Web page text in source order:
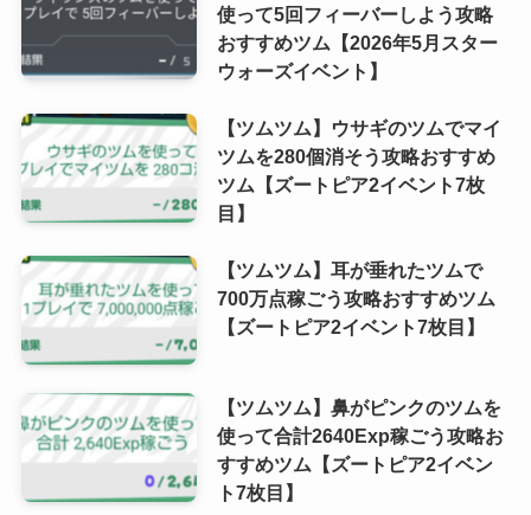
使って5回フィーバーしよう攻略
おすすめツム【2026年5月スター
ウォーズイベント】
【ツムツム】ウサギのツムでマイ
ツムを280個消そう攻略おすすめ
ツム【ズートピア2イベント7枚
目】
【ツムツム】耳が垂れたツムで
700万点稼ごう攻略おすすめツム
【ズートピア2イベント7枚目】
【ツムツム】鼻がピンクのツムを
使って合計2640Exp稼ごう攻略お
すすめツム【ズートピア2イベン
ト7枚目】